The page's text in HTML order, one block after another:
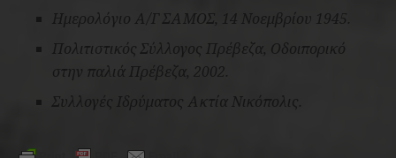
Ημερολόγιο Α/Γ ΣΑΜΟΣ, 14 Νοεμβρίου 1945.
Πολιτιστικός Σύλλογος Πρέβεζα, Οδοιπορικό
στην παλιά Πρέβεζα, 2002.
Συλλογές Ιδρύματος Ακτία Νικόπολις.